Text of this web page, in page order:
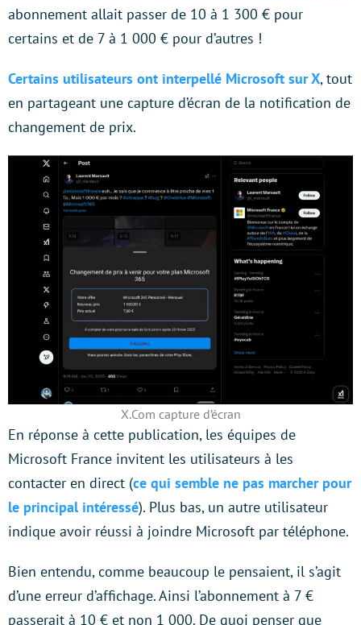
abonnement allait passer de 10 à 1 300 € pour
certains et de 7 à 1 000 € pour d’autres !
Certains utilisateurs ont interpellé Microsoft sur X, tout
en partageant une capture d’écran de la notification de
changement de prix.
X.Com capture d’écran
En réponse à cette publication, les équipes de
Microsoft France invitent les utilisateurs à les
contacter en direct (ce qui semble ne pas marcher pour
le principal intéressé). Plus bas, un autre utilisateur
indique avoir réussi à joindre Microsoft par téléphone.
Bien entendu, comme beaucoup le pensaient, il s’agit
d’une erreur d’affichage. Ainsi l’abonnement à 7 €
passerait à 10 € et non 1 000. De quoi penser que